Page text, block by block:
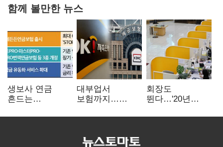
함께 볼만한 뉴스
생보사 연금
흔드는
장수리스크'
대부업서
보험까지…
종합금융그룹
회장도
뛴다…'20년
하나' 인천시금고